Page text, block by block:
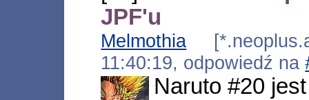
JPF'u
Melmothia
11:40:19, odpowiedź na
Naruto #20